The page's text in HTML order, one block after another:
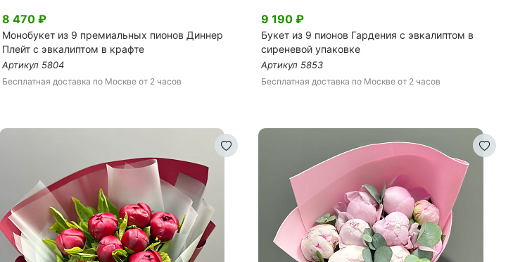
8 470 ₽
Монобукет из 9 премиальных пионов Диннер
Плейт с эвкалиптом в крафте
Артикул 5804
Бесплатная доставка по Москве от 2 часов
9 190₽
Букет из 9 пионов Гардения с эвкалиптом в
сиреневой упаковке
Артикул5853
Бесплатная доставка по Москвеот 2 часов